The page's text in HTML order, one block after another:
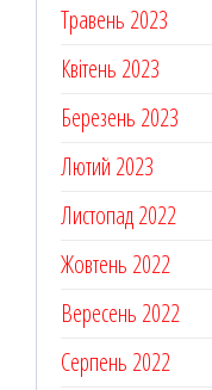
Травень 2023
Квітень 2023
Березень 2023
Лютий 2023
Листопад 2022
Жовтень 2022
Вересень 2022
Серпень 2022